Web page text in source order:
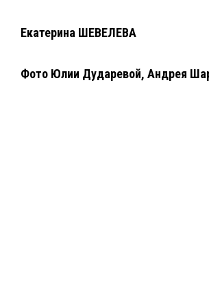
Екатерина ШЕВЕЛЕВА
Фото Юлии Дударевой, Андрея